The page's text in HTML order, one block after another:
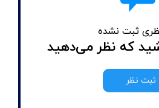
ثبت نشده
که نظر می‌دهید
ثبت نظر